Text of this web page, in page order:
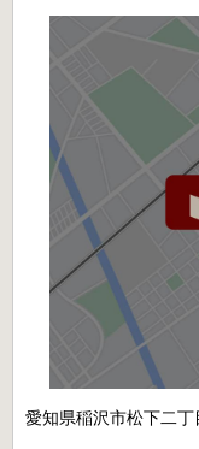
愛知県稲沢市松下二丁